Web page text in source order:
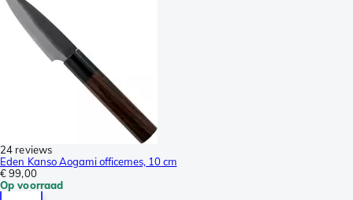
24 reviews
Eden Kanso Aogami officemes, 10 cm
€ 99,00
Op voorraad